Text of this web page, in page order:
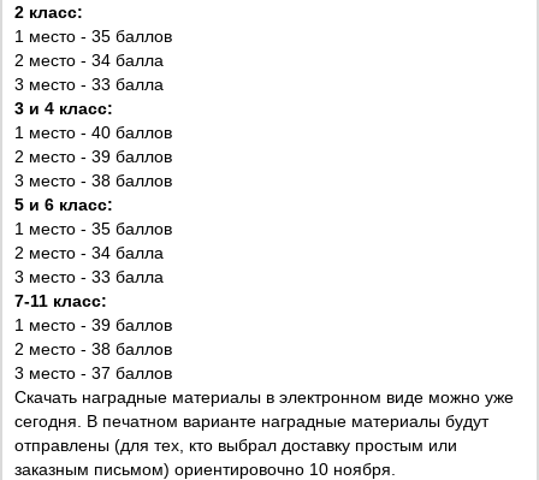
2 класс:
1 место - 35 баллов
2 место - 34 балла
3 место - 33 балла
3 и 4 класс:
1 место - 40 баллов
2 место - 39 баллов
3 место - 38 баллов
5 и 6 класс:
1 место - 35 баллов
2 место - 34 балла
3 место - 33 балла
7-11 класс:
1 место - 39 баллов
2 место - 38 баллов
3 место - 37 баллов
Скачать наградные материалы в электронном виде можно уже
сегодня. В печатном варианте наградные материалы будут
отправлены (для тех, кто выбрал доставку простым или
заказным письмом) ориентировочно 10 ноября.